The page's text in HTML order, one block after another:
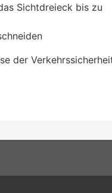
Sichtdreieck bis zu
der